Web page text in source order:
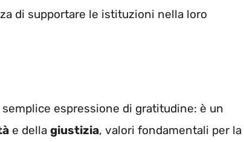
di supportare le istituzioni nella loro
espressione di gratitudine: è un
e della giustizia, valori fondamentali per la